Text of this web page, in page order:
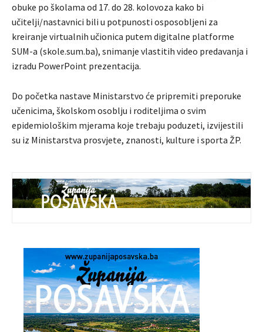
obuke po školama od 17. do 28. kolovoza kako bi
učitelji/nastavnici bili u potpunosti osposobljeni za
kreiranje virtualnih učionica putem digitalne platforme
SUM-a (skole.sum.ba), snimanje vlastitih video predavanja i
izradu PowerPoint prezentacija.
Do početka nastave Ministarstvo će pripremiti preporuke
učenicima, školskom osoblju i roditeljima o svim
epidemiološkim mjerama koje trebaju poduzeti, izvijestili
su iz Ministarstva prosvjete, znanosti, kulture i sporta ŽP.